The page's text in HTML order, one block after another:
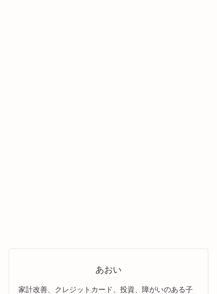
あおい
家計改善、クレジットカード、投資、障がいのある子